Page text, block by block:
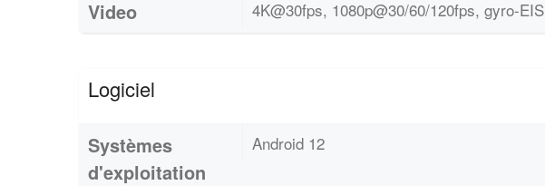
Video 4K@30fps, 1080p@30/60/120fps, gyro-EIS
Logiciel
Systèmes
d'exploitation
Android 12